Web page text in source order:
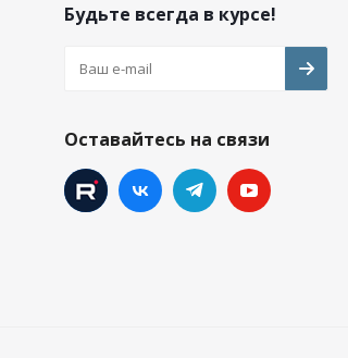
Будьте всегда в курсе!
Оставайтесь на связи